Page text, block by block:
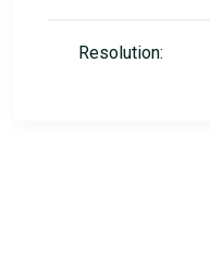
Resolution: